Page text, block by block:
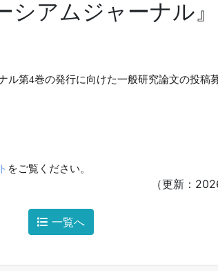
シアムジャーナル
第4巻の発行に向けた一般研究論文の投稿
をご覧ください。
（更新：
一覧へ